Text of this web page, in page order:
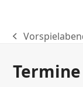
previous
Termine